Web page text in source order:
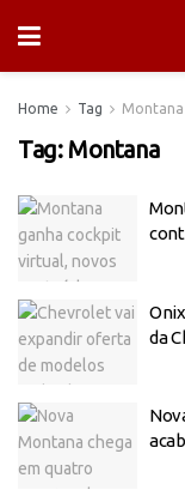
Home Tag Montana
Tag: Montana
da